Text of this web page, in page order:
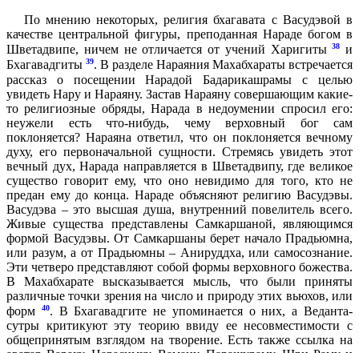
По мнению некоторых, религия бхагавата с Васудэвой в
качестве центральной фигуры, преподанная Нараде богом в
Шветадвипе, ничем не отличается от учений Харигиты38
и
Бхагавадгиты 39. В разделе Нараяния Махабхараты встречается
рассказ о посещении Нарадой Бадарикашрамы с целью
увидеть Нару и Нараяну. Застав Нараяну совершающим какие-
то религиозные обряды, Нарада в недоумении спросил его:
неужели есть что-нибудь, чему верховный бог сам
поклоняется? Нараяна ответил, что он поклоняется вечному
духу, его первоначальной сущности. Стремясь увидеть этот
вечный дух, Нарада направляется в Шветадвипу, где великое
существо говорит ему, что оно невидимо для того, кто не
предан ему до конца. Нараде объясняют религию Васудэвы.
Васудэва – это высшая душа, внутренний повелитель всего.
Живые существа представлены Самкаршаной, являющимся
формой Васудэвы. От Самкаршаны берет начало Прадьюмна,
или разум, а от Прадьюмны – Анируддха, или самосознание.
Эти четверо представляют собой формы верховного божества.
В Махабхарате высказывается мысль, что были приняты
различные точки зрения на число и природу этих вьюхов, или
форм
40. В Бхагавадгите не упоминается о них, а Веданта-
сутры критикуют эту теорию ввиду ее несовместимости с
общепринятым взглядом на творение. Есть также ссылка на